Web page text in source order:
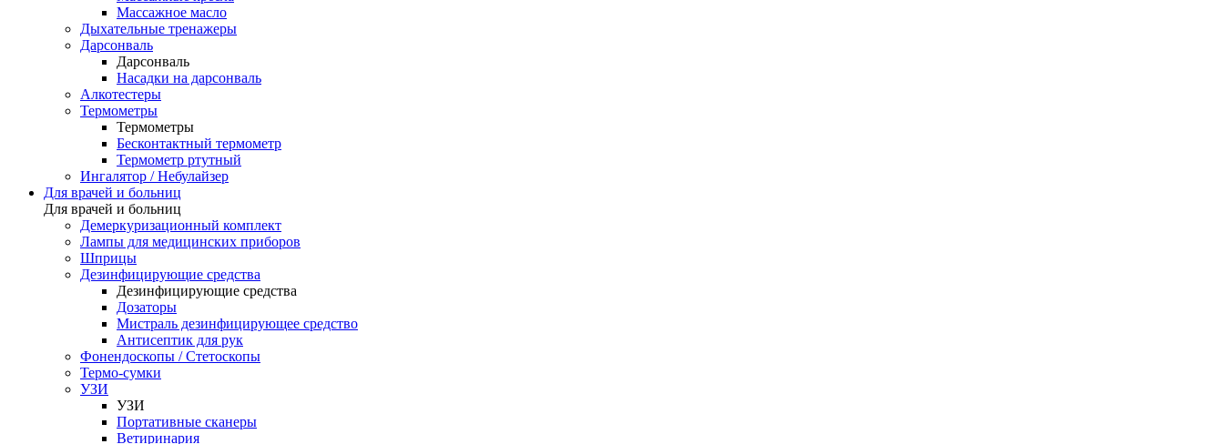
Массажное масло
Дыхательные тренажеры
Дарсонваль
Дарсонваль
Насадки на дарсонваль
Алкотестеры
Термометры
Термометры
Бесконтактный термометр
Термометр ртутный
Ингалятор / Небулайзер
Для врачей и больниц
Для врачей и больниц
Демеркуризационный комплект
Лампы для медицинских приборов
Шприцы
Дезинфицирующие средства
Дезинфицирующие средства
Дозаторы
Мистраль дезинфицирующее средство
Антисептик для рук
Фонендоскопы / Стетоскопы
Термо-сумки
УЗИ
УЗИ
Портативные сканеры
Ветиринария